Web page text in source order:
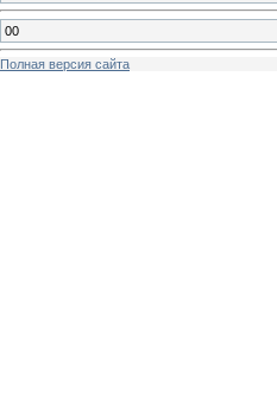
00
Полная версия сайта